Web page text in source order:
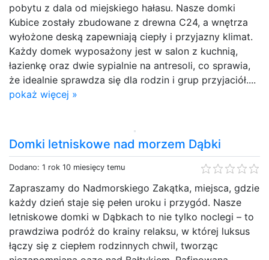
pobytu z dala od miejskiego hałasu. Nasze domki
Kubice zostały zbudowane z drewna C24, a wnętrza
wyłożone deską zapewniają ciepły i przyjazny klimat.
Każdy domek wyposażony jest w salon z kuchnią,
łazienkę oraz dwie sypialnie na antresoli, co sprawia,
że idealnie sprawdza się dla rodzin i grup przyjaciół....
pokaż więcej »
Domki letniskowe nad morzem Dąbki
Dodano: 1 rok 10 miesięcy temu
Zapraszamy do Nadmorskiego Zakątka, miejsca, gdzie
każdy dzień staje się pełen uroku i przygód. Nasze
letniskowe domki w Dąbkach to nie tylko noclegi – to
prawdziwa podróż do krainy relaksu, w której luksus
łączy się z ciepłem rodzinnych chwil, tworząc